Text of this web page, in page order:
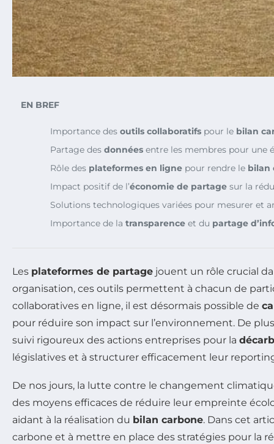
EN BREF
Importance des outils collaboratifs pour le bilan
Partage des données entre les membres pour une
Rôle des plateformes en ligne pour rendre le bilan
Impact positif de l’économie de partage sur la
Solutions technologiques variées pour mesurer et
Importance de la transparence et du partage
Les plateformes de partage jouent un rôle crucial
organisation, ces outils permettent à chacun de
collaboratives en ligne, il est désormais possible de
pour réduire son impact sur l’environnement. De
suivi rigoureux des actions entreprises pour la
législatives et à structurer efficacement leur
De nos jours, la lutte contre le changement
des moyens efficaces de réduire leur empreinte
aidant à la réalisation du bilan carbone. Dans cet
carbone et à mettre en place des stratégies pour la